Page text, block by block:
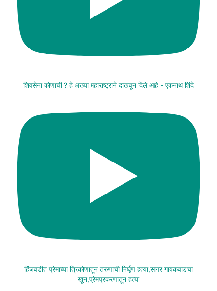
शिवसेना कोणाची ? हे अख्या महाराष्ट्राने दाखवून दिले आहे - एकनाथ शिंदे
हिंजवडीत प्रेमाच्या त्रिकोणातून तरुणाची निर्घृण हत्या,सागर गायकवाडचा
खून,प्रेमप्रकरणातून हत्या